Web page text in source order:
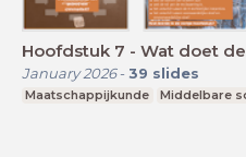
Hoofdstuk 7 - Wat doet
January 2026- 39 slides
Maatschappijkunde Middelbare